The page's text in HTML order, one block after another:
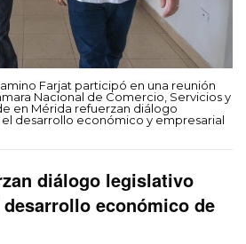
Farjat participó en una reunión
Nacional de Comercio, Servicios y
en Mérida refuerzan diálogo
desarrollo económico y empresarial
diálogo legislativo
económico de